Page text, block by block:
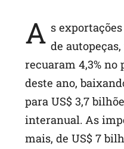
A s
de
recuaram 4,3%
deste ano,
para US$ 3,7
interanual. As
mais, de US$ 7